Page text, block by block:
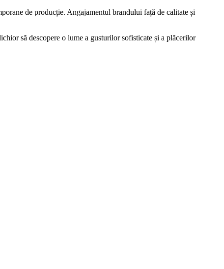
de producție. Angajamentul brandului față de calitate și
să descopere o lume a gusturilor sofisticate și a plăcerilor